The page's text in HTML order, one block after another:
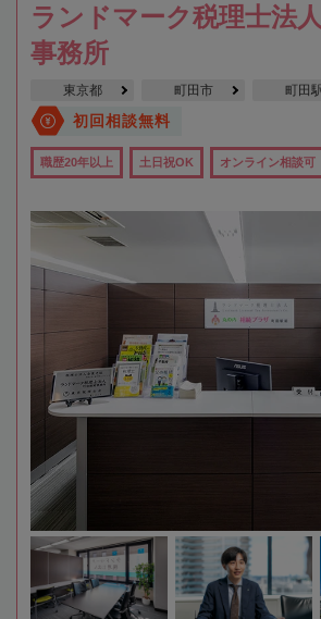
ランドマーク税理士法
事務所
東京都 町田市 町田
初回相談無料
職歴20年以上 土日祝OK オンライン相談可